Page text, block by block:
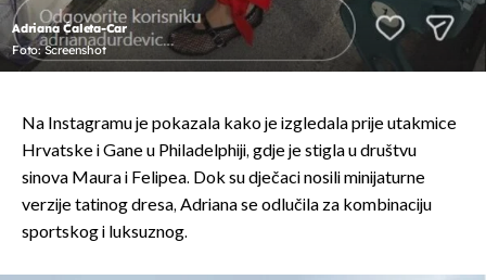
Adriana Ćaleta-Car
Foto: Screenshot
Na Instagramu je pokazala kako je izgledala prije utakmice
Hrvatske i Gane u Philadelphiji, gdje je stigla u društvu
sinova Maura i Felipea. Dok su dječaci nosili minijaturne
verzije tatinog dresa, Adriana se odlučila za kombinaciju
sportskog i luksuznog.